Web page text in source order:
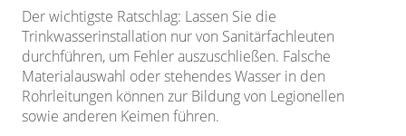
Der wichtigste Ratschlag: Lassen Sie die
Trinkwasserinstallation nur von Sanitärfachleuten
durchführen, um Fehler auszuschließen. Falsche
Materialauswahl oder stehendes Wasser in den
Rohrleitungen können zur Bildung von Legionellen
sowie anderen Keimen führen.